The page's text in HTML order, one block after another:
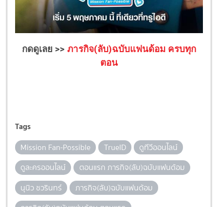
กดดูเลย >> ภารกิจ(ลับ)ฉบับแฟนด้อม ครบทุก
ตอน
Tags
Mission Fan-Possible TrueID
ดูทีวีออนไลน์
ดูละครออนไลน์
ตอนแรก ภารกิจ(ลับ)ฉบับแฟนด้อม
นุนิว ชวรินทร์
ภารกิจ(ลับ)ฉบับแฟนด้อม